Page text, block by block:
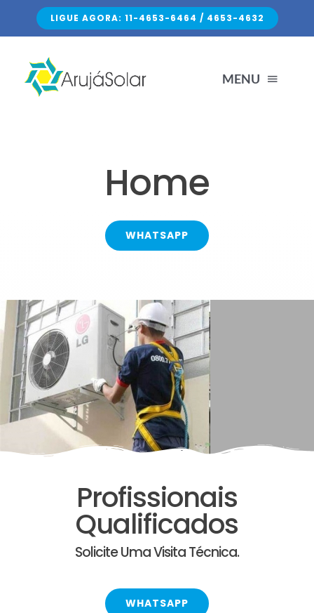
LIGUE AGORA: 11-4653-6464 / 4653-4632
MENU
SERVIÇOS
SOBRE NÓS
Home
WHATSAPP
Profissionais
Qualificados
Solicite Uma Visita Técnica.
WHATSAPP